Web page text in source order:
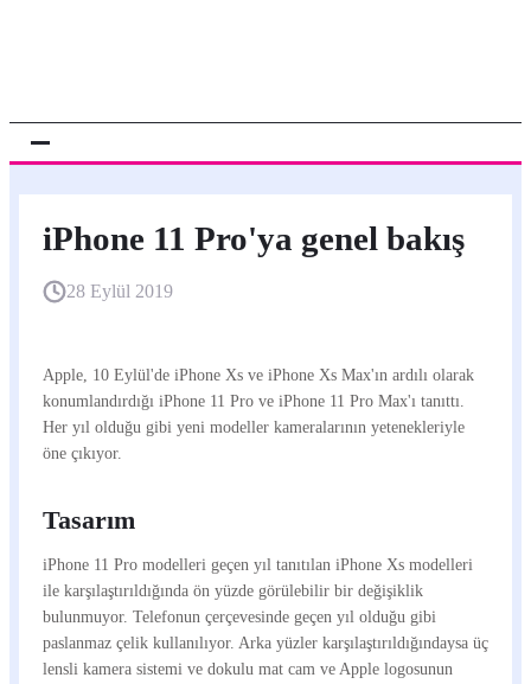
iPhone 11 Pro'ya genel bakış
28 Eylül 2019
Apple, 10 Eylül'de iPhone Xs ve iPhone Xs Max'ın ardılı olarak
konumlandırdığı iPhone 11 Pro ve iPhone 11 Pro Max'ı tanıttı.
Her yıl olduğu gibi yeni modeller kameralarının yetenekleriyle
öne çıkıyor.
Tasarım
iPhone 11 Pro modelleri geçen yıl tanıtılan iPhone Xs modelleri
ile karşılaştırıldığında ön yüzde görülebilir bir değişiklik
bulunmuyor. Telefonun çerçevesinde geçen yıl olduğu gibi
paslanmaz çelik kullanılıyor. Arka yüzler karşılaştırıldığındaysa üç
lensli kamera sistemi ve dokulu mat cam ve Apple logosunun